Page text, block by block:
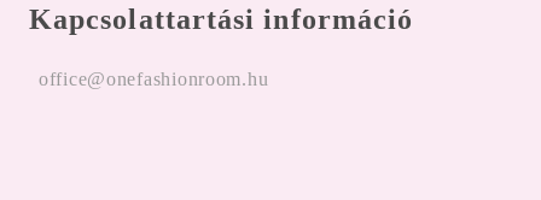
Kapcsolattartási információ
office@onefashionroom.hu